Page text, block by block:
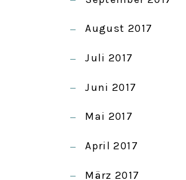
August 2017
Juli 2017
Juni 2017
Mai 2017
April 2017
März 2017